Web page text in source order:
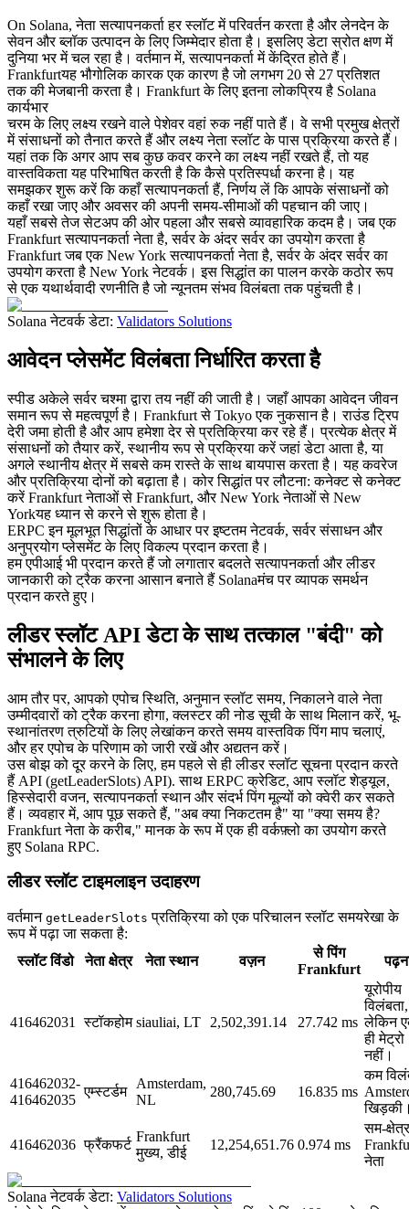
On Solana, नेता सत्यापनकर्ता हर स्लॉट में परिवर्तन करता है और लेनदेन के
सेवन और ब्लॉक उत्पादन के लिए जिम्मेदार होता है। इसलिए डेटा स्रोत क्षण में
दुनिया भर में चल रहा है। वर्तमान में, सत्यापनकर्ता में केंद्रित होते हैं।
Frankfurtयह भौगोलिक कारक एक कारण है जो लगभग 20 से 27 प्रतिशत
तक की मेजबानी करता है। Frankfurt के लिए इतना लोकप्रिय है Solana
कार्यभार
चरम के लिए लक्ष्य रखने वाले पेशेवर वहां रुक नहीं पाते हैं। वे सभी प्रमुख क्षेत्रों
में संसाधनों को तैनात करते हैं और लक्ष्य नेता स्लॉट के पास प्रक्रिया करते हैं।
यहां तक कि अगर आप सब कुछ कवर करने का लक्ष्य नहीं रखते हैं, तो यह
वास्तविकता यह परिभाषित करती है कि कैसे प्रतिस्पर्धा करना है। यह
समझकर शुरू करें कि कहाँ सत्यापनकर्ता हैं, निर्णय लें कि आपके संसाधनों को
कहाँ रखा जाए और अवसर की अपनी समय-सीमाओं की पहचान की जाए।
यहाँ सबसे तेज सेटअप की ओर पहला और सबसे व्यावहारिक कदम है। जब एक
Frankfurt सत्यापनकर्ता नेता है, सर्वर के अंदर सर्वर का उपयोग करता है
Frankfurt जब एक New York सत्यापनकर्ता नेता है, सर्वर के अंदर सर्वर का
उपयोग करता है New York नेटवर्क। इस सिद्धांत का पालन करके कठोर रूप
से एक यथार्थवादी रणनीति है जो न्यूनतम संभव विलंबता तक पहुंचती है।
Solana नेटवर्क डेटा: Validators Solutions
आवेदन प्लेसमेंट विलंबता निर्धारित करता है
स्पीड अकेले सर्वर चश्मा द्वारा तय नहीं की जाती है। जहाँ आपका आवेदन जीवन
समान रूप से महत्वपूर्ण है। Frankfurt से Tokyo एक नुकसान है। राउंड ट्रिप
देरी जमा होती है और आप हमेशा देर से प्रतिक्रिया कर रहे हैं। प्रत्येक क्षेत्र में
संसाधनों को तैयार करें, स्थानीय रूप से प्रक्रिया करें जहां डेटा आता है, या
अगले स्थानीय क्षेत्र में सबसे कम रास्ते के साथ बायपास करता है। यह कवरेज
और प्रतिक्रिया दोनों को बढ़ाता है। कोर सिद्धांत पर लौटना: कनेक्ट से कनेक्ट
करें Frankfurt नेताओं से Frankfurt, और New York नेताओं से New
Yorkयह ध्यान से करने से शुरू होता है।
ERPC इन मूलभूत सिद्धांतों के आधार पर इष्टतम नेटवर्क, सर्वर संसाधन और
अनुप्रयोग प्लेसमेंट के लिए विकल्प प्रदान करता है।
हम एपीआई भी प्रदान करते हैं जो लगातार बदलते सत्यापनकर्ता और लीडर
जानकारी को ट्रैक करना आसान बनाते हैं Solanaमंच पर व्यापक समर्थन
प्रदान करते हुए।
लीडर स्लॉट API डेटा के साथ तत्काल "बंदी" को
संभालने के लिए
आम तौर पर, आपको एपोच स्थिति, अनुमान स्लॉट समय, निकालने वाले नेता
उम्मीदवारों को ट्रैक करना होगा, क्लस्टर की नोड सूची के साथ मिलान करें, भू-
स्थानांतरण त्रुटियों के लिए लेखांकन करते समय वास्तविक पिंग माप चलाएं,
और हर एपोच के परिणाम को जारी रखें और अद्यतन करें।
उस बोझ को दूर करने के लिए, हम पहले से ही लीडर स्लॉट सूचना प्रदान करते
हैं API (getLeaderSlots) API). साथ ERPC क्रेडिट, आप स्लॉट शेड्यूल,
हिस्सेदारी वजन, सत्यापनकर्ता स्थान और संदर्भ पिंग मूल्यों को क्वेरी कर सकते
हैं। व्यवहार में, आप पूछ सकते हैं, "अब क्या निकटतम है" या "क्या समय है?
Frankfurt नेता के करीब," मानक के रूप में एक ही वर्कफ़्लो का उपयोग करते
हुए Solana RPC.
लीडर स्लॉट टाइमलाइन उदाहरण
वर्तमान getLeaderSlots प्रतिक्रिया को एक परिचालन स्लॉट समयरेखा के
रूप में पढ़ा जा सकता है:
स्लॉट विंडो
नेता क्षेत्र नेता स्थान वज़न
से पिंग
Frankfurt
416462031 स्टॉकहोम siauliai, LT 2,502,391.14 27.742 ms
यूरोपीय
विलंबता,
लेकिन
ही मेट्रो
नहीं।
416462032-
416462035
एम्स्टर्डम
Amsterdam,
NL
280,745.69 16.835 ms
कम
416462036 फ्रैंकफर्ट
Frankfurt
मुख्य, डीई
12,254,651.76 0.974 ms
सम-क्षेत्र
नेता
Solana नेटवर्क डेटा: Validators Solutions